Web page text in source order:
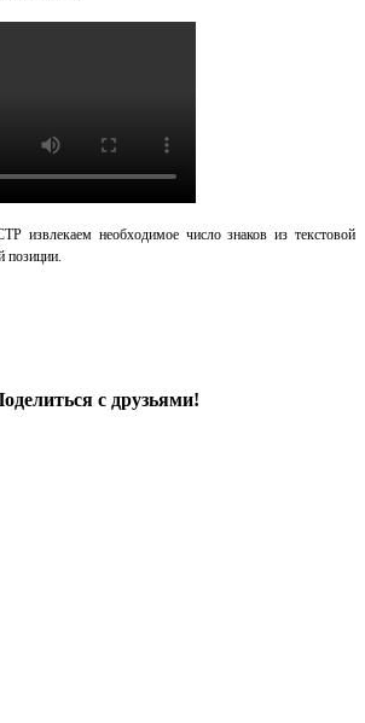
необходимое число знаков из текстовой
позиции.
с друзьями!